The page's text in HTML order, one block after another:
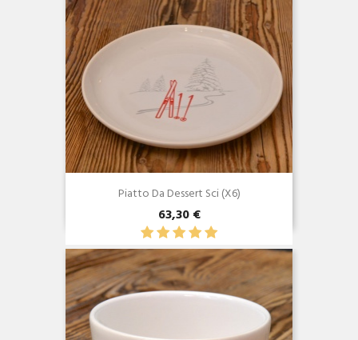
Piatto Da Dessert Sci (x6)
63,30 €
Anteprima